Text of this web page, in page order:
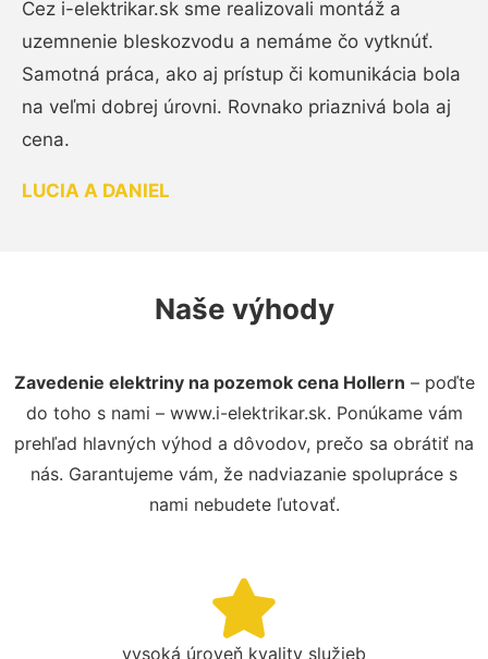
Cez i-elektrikar.sk sme realizovali montáž a
uzemnenie bleskozvodu a nemáme čo vytknúť.
Samotná práca, ako aj prístup či komunikácia bola
na veľmi dobrej úrovni. Rovnako priaznivá bola aj
cena.
LUCIA A DANIEL
Naše výhody
Zavedenie elektriny na pozemok cena Hollern – poďte
do toho s nami – www.i-elektrikar.sk. Ponúkame vám
prehľad hlavných výhod a dôvodov, prečo sa obrátiť na
nás. Garantujeme vám, že nadviazanie spolupráce s
nami nebudete ľutovať.
vysoká úroveň kvality služieb